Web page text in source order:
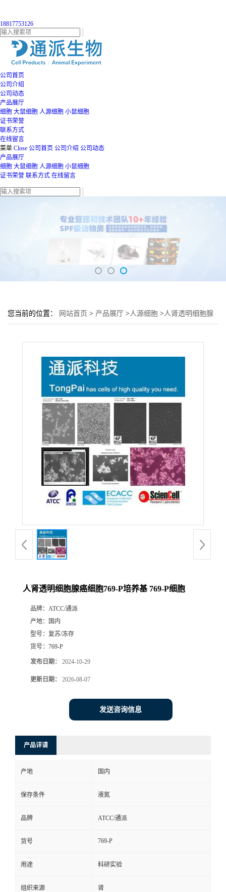
18817753126
公司首页
公司介绍
公司动态
产品展厅
细胞 大鼠细胞 人源细胞 小鼠细胞
证书荣誉
联系方式
在线留言
菜单 Close 公司首页 公司介绍 公司动态
产品展厅
细胞 大鼠细胞 人源细胞 小鼠细胞
证书荣誉 联系方式 在线留言
您当前的位置： 网站首页 > 产品展厅 >人源细胞 >人肾透明细胞腺
人肾透明细胞腺癌细胞769-P培养基 769-P细胞
品牌： ATCC/通派
产地：
国内
型号： 复苏/冻存
货号： 769-P
发布日期： 2024-10-29
更新日期： 2026-08-07
发送咨询信息
产品详请
产地 国内
保存条件 液氮
品牌 ATCC/通派
货号 769-P
用途 科研实验
组织来源 肾